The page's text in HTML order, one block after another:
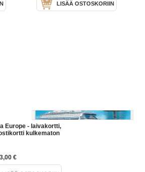
LISÄÄ OSTOSKORIIN
Europe - laivakortti,
kulkematon
3,00 €